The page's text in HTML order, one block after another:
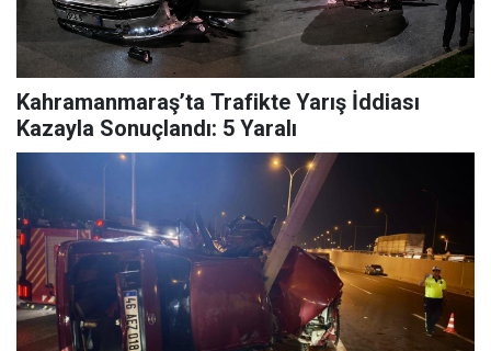
Kahramanmaraş’ta Trafikte Yarış İddiası
Kazayla Sonuçlandı: 5 Yaralı